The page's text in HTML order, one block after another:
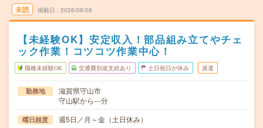
未読 掲載日 2026/08/08
【未経験OK】安定収入！部品組み立てやチェ
ック作業！コツコツ作業中心！
職種未経験OK 交通費別途支給あり 土日祝日が休み 派遣
勤務地
滋賀県守山市
守山駅から---分
曜日頻度 週5日／月～金（土日休み）